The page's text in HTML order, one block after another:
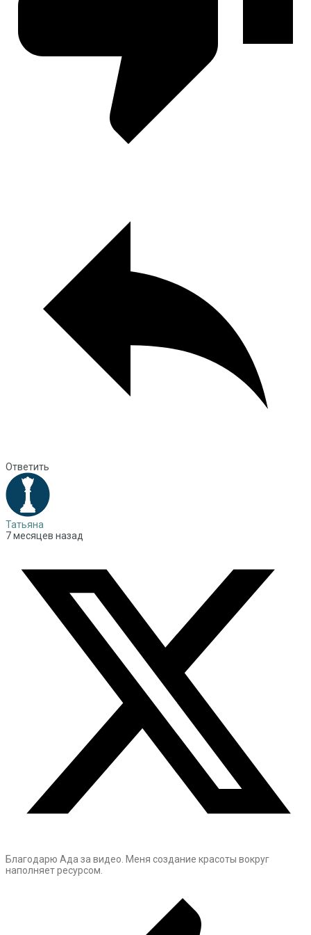
Ответить
Татьяна
7 месяцев назад
Благодарю Ада за видео. Меня создание красоты вокруг
наполняет ресурсом.